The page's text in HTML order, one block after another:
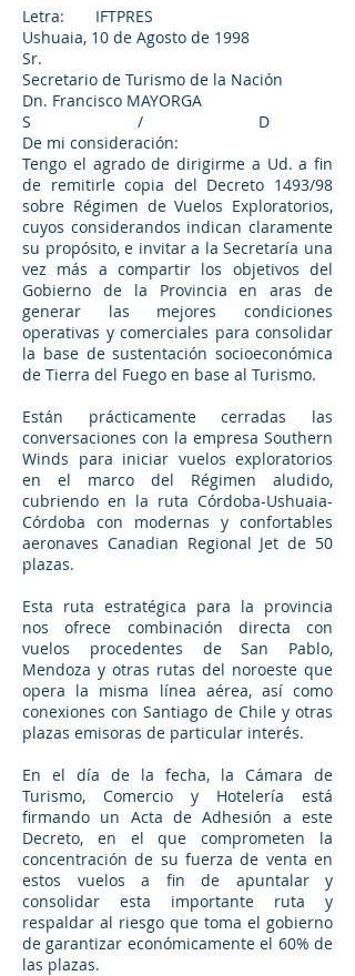
Letra: IFTPRES
Ushuaia, 10 de Agosto de 1998
Sr.
Secretario de Turismo de la Nación
Dn. Francisco MAYORGA
S / D
De mi consideración:
Tengo el agrado de dirigirme a Ud. a fin
de remitirle copia del Decreto 1493/98
sobre Régimen de Vuelos Exploratorios,
cuyos considerandos indican claramente
su propósito, e invitar a la Secretaría una
vez más a compartir los objetivos del
Gobierno de la Provincia en aras de
generar las mejores condiciones
operativas y comerciales para consolidar
la base de sustentación socioeconómica
de Tierra del Fuego en base al Turismo.
Están prácticamente cerradas las
conversaciones con la empresa Southern
Winds para iniciar vuelos exploratorios
en el marco del Régimen aludido,
cubriendo en la ruta Córdoba-Ushuaia-
Córdoba con modernas y confortables
aeronaves Canadian Regional Jet de 50
plazas.
Esta ruta estratégica para la provincia
nos ofrece combinación directa con
vuelos procedentes de San Pablo,
Mendoza y otras rutas del noroeste que
opera la misma línea aérea, así como
conexiones con Santiago de Chile y otras
plazas emisoras de particular interés.
En el día de la fecha, la Cámara de
Turismo, Comercio y Hotelería está
firmando un Acta de Adhesión a este
Decreto, en el que comprometen la
concentración de su fuerza de venta en
estos vuelos a fin de apuntalar y
consolidar esta importante ruta y
respaldar al riesgo que toma el gobierno
de garantizar económicamente el 60% de
las plazas.